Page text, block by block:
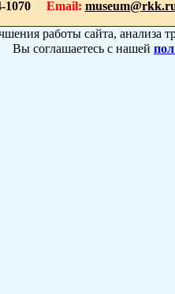
1070 Email:
работы сайта, анализа
Вы соглашаетесь с нашей